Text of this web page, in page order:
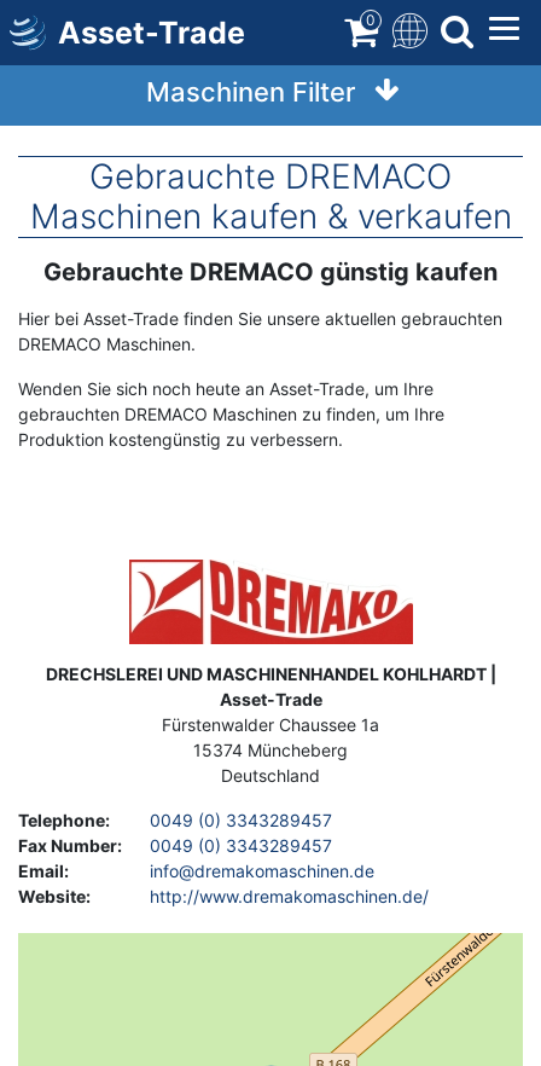
Direkt
zum
Inhalt
Asset-Trade 0
Maschinen Filter
Gebrauchte DREMACO
Maschinen kaufen & verkaufen
TermGebrauchte DREMACO günstig kaufen
Hier bei Asset-Trade finden Sie unsere aktuellen gebrauchten
DREMACO Maschinen.
Wenden Sie sich noch heute an Asset-Trade, um Ihre
gebrauchten DREMACO Maschinen zu finden, um Ihre
Produktion kostengünstig zu verbessern.
Address
DRECHSLEREI UND MASCHINENHANDEL KOHLHARDT |
Asset-Trade
Fürstenwalder Chaussee 1a
15374 Müncheberg
Deutschland
Telephone:
0049 (0) 3343289457
Fax Number:
0049 (0) 3343289457
Email:
info@dremakomaschinen.de
Website: http://www.dremakomaschinen.de/